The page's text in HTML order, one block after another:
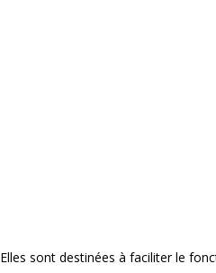
Elles sont destinées à faciliter le